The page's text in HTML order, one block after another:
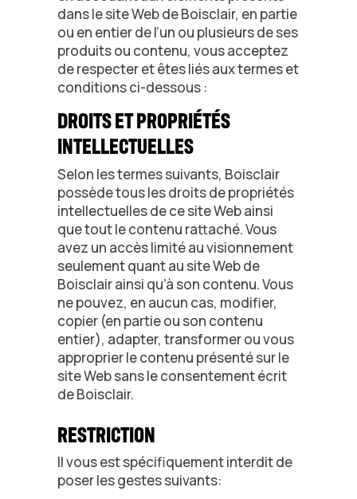
dans le site Web de Boisclair, en partie
ou en entier de l’un ou plusieurs de ses
produits ou contenu, vous acceptez
de respecter et êtes liés aux termes et
conditions ci-dessous :
DROITS ET PROPRIÉTÉS
INTELLECTUELLES
Selon les termes suivants, Boisclair
possède tous les droits de propriétés
intellectuelles de ce site Web ainsi
que tout le contenu rattaché. Vous
avez un accès limité au visionnement
seulement quant au site Web de
Boisclair ainsi qu’à son contenu. Vous
ne pouvez, en aucun cas, modifier,
copier (en partie ou son contenu
entier), adapter, transformer ou vous
approprier le contenu présenté sur le
site Web sans le consentement écrit
de Boisclair.
RESTRICTION
Il vous est spécifiquement interdit de
poser les gestes suivants: